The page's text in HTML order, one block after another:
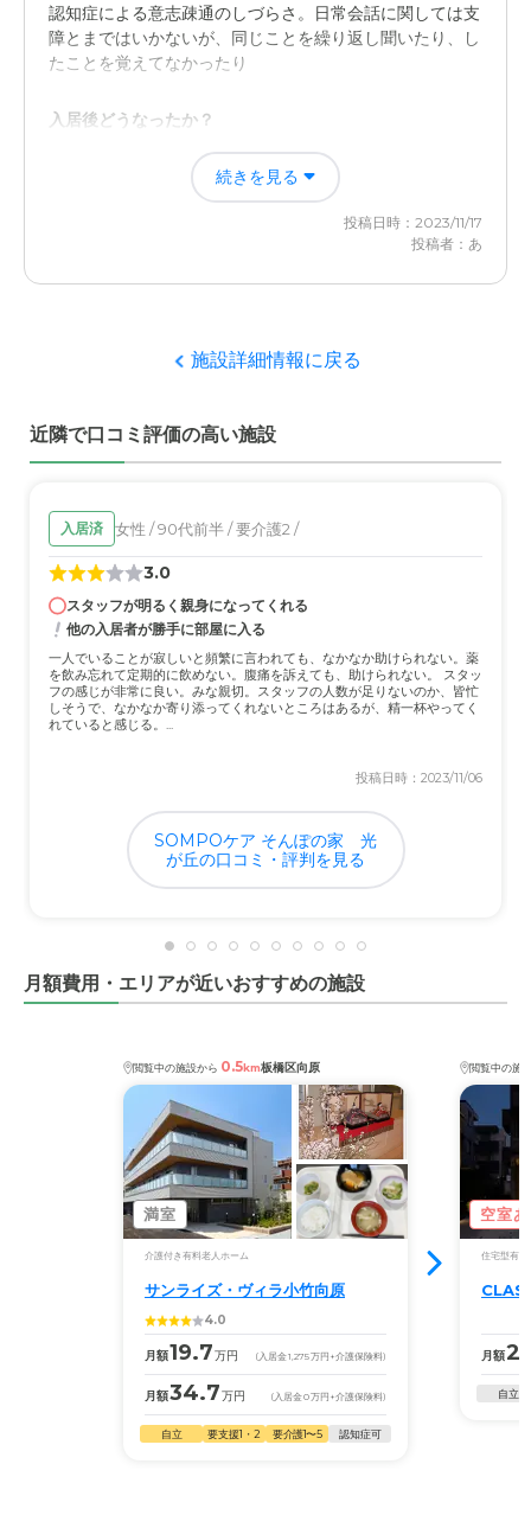
認知症による意志疎通のしづらさ。日常会話に関しては支
障とまではいかないが、同じことを繰り返し聞いたり、し
たことを覚えてなかったり
入居後どうなったか？
一人暮らしをすることが困難と思い介護施設にいれたた
め。病状に関してはそれ以降進んだ様子も特に見られず入
居前とあまり変わらないため
職員・スタッフ・他入居者の雰囲気について
たは、丁寧な対応をしてくださった
特にこれといって素晴らしいというわけでもなく、かとい
って特段悪いとも思わなかった
介護医療サービスについて
面会には数度うかがっているが、その時にサービスについ
ての話をしていないのでとくにない
近隣環境や交通アクセスについて
料金費用について
入居に携わっていないので、施設利用の料金に関してはわ
続きを見る
投稿日時：2023/11/17
投稿者：あ
施設詳細情報に戻る
近隣で口コミ評価の高い施設
入居済 女性 / 90代前半 / 要介護2 /
3.0
スタッフが明るく親身になってくれる
他の入居者が勝手に部屋に入る
一人でいることが寂しいと頻繁に言われても、なかなか助けられない。薬
を飲み忘れて定期的に飲めない。腹痛を訴えても、助けられない。 スタッ
フの感じが非常に良い。みな親切。スタッフの人数が足りないのか、皆忙
しそうで、なかなか寄り添ってくれないところはあるが、精一杯やってく
れていると感じる。...
投稿日時：2023/11/06
SOMPOケア そんぽの家 光
が丘の口コミ・評判を見る
月額費用・エリアが近いおすすめの施設
閲覧中の施設から 0.5km板橋区向原
満室
介護付き有料老人ホーム
サンライズ・ヴィラ小竹向原
4.0
月額19.7万円 (入居金1,275万円 +介護保険料)
月額34.7万円 (入居金0万円 +介護保険料)
自立 要支援1・2 要介護1〜5 認知症可
閲覧中の施
空室
住宅型有料
月額
自立